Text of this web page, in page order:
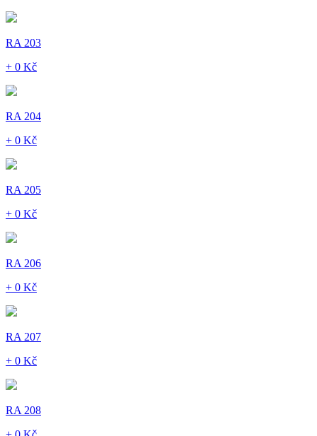
RA 203
+ 0 Kč
RA 204
+ 0 Kč
RA 205
+ 0 Kč
RA 206
+ 0 Kč
RA 207
+ 0 Kč
RA 208